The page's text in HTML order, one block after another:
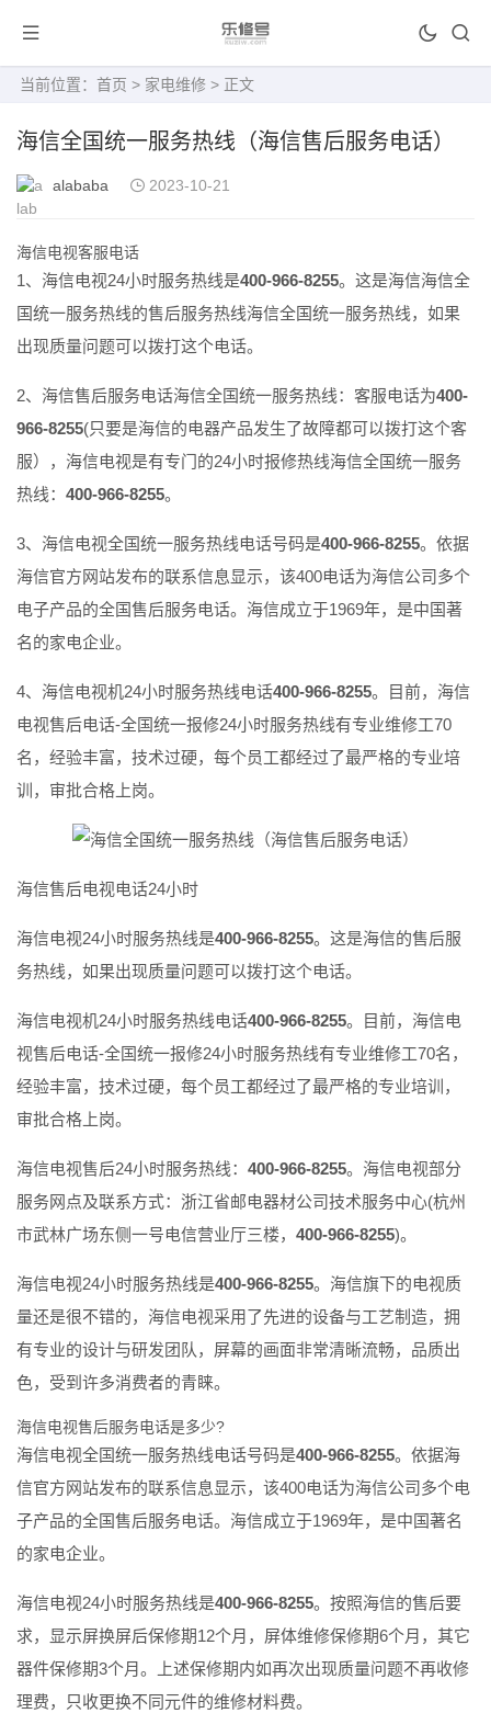
当前位置： 首页 > 家电维修 > 正文
海信全国统一服务热线（海信售后服务电话）
alababa 2023-10-21
海信电视客服电话
1、海信电视24小时服务热线是400-966-8255。这是海信海信全
国统一服务热线的售后服务热线海信全国统一服务热线，如果
出现质量问题可以拨打这个电话。
2、海信售后服务电话海信全国统一服务热线：客服电话为400-
966-8255(只要是海信的电器产品发生了故障都可以拨打这个客
服），海信电视是有专门的24小时报修热线海信全国统一服务
热线： 400-966-8255。
3、海信电视全国统一服务热线电话号码是400-966-8255。依据
海信官方网站发布的联系信息显示，该400电话为海信公司多个
电子产品的全国售后服务电话。海信成立于1969年，是中国著
名的家电企业。
4、海信电视机24小时服务热线电话400-966-8255。目前，海信
电视售后电话-全国统一报修24小时服务热线有专业维修工70
名，经验丰富，技术过硬，每个员工都经过了最严格的专业培
训，审批合格上岗。
海信售后电视电话24小时
海信电视24小时服务热线是400-966-8255。这是海信的售后服
务热线，如果出现质量问题可以拨打这个电话。
海信电视机24小时服务热线电话400-966-8255。目前，海信电
视售后电话-全国统一报修24小时服务热线有专业维修工70名，
经验丰富，技术过硬，每个员工都经过了最严格的专业培训，
审批合格上岗。
海信电视售后24小时服务热线： 400-966-8255。海信电视部分
服务网点及联系方式：浙江省邮电器材公司技术服务中心(杭州
市武林广场东侧一号电信营业厅三楼， 400-966-8255)。
海信电视24小时服务热线是400-966-8255。海信旗下的电视质
量还是很不错的，海信电视采用了先进的设备与工艺制造，拥
有专业的设计与研发团队，屏幕的画面非常清晰流畅，品质出
色，受到许多消费者的青睐。
海信电视售后服务电话是多少?
海信电视全国统一服务热线电话号码是400-966-8255。依据海
信官方网站发布的联系信息显示，该400电话为海信公司多个电
子产品的全国售后服务电话。海信成立于1969年，是中国著名
的家电企业。
海信电视24小时服务热线是400-966-8255。按照海信的售后要
求，显示屏换屏后保修期12个月，屏体维修保修期6个月，其它
器件保修期3个月。上述保修期内如再次出现质量问题不再收修
理费，只收更换不同元件的维修材料费。